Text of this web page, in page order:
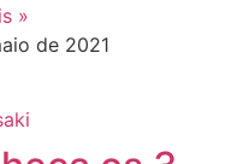
»
de 2021